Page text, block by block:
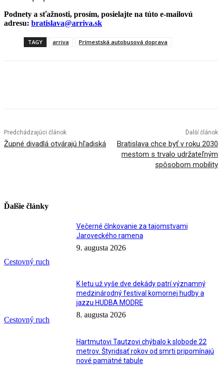
Podnety a sťažnosti, prosím, posielajte na túto e-mailovú
adresu: bratislava@arriva.sk
TAGY arriva Prímestská autobusová doprava
Predchádzajúci článok
Župné divadlá otvárajú hľadiská
Ďalší článok
Bratislava chce byť v roku 2030
mestom s trvalo udržateľným
spôsobom mobility
Ďalšie články
Cestovný ruch
Večerné člnkovanie za tajomstvami
Jaroveckého ramena
9. augusta 2026
Cestovný ruch
K letu už vyše dve dekády patrí významný
medzinárodný festival komornej hudby a
jazzu HUDBA MODRE
8. augusta 2026
Hartmutovi Tautzovi chýbalo k slobode 22
metrov. Štyridsať rokov od smrti pripomínajú
nové pamätné tabule